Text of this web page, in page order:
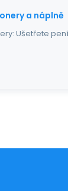
a náplně
Ušetřete